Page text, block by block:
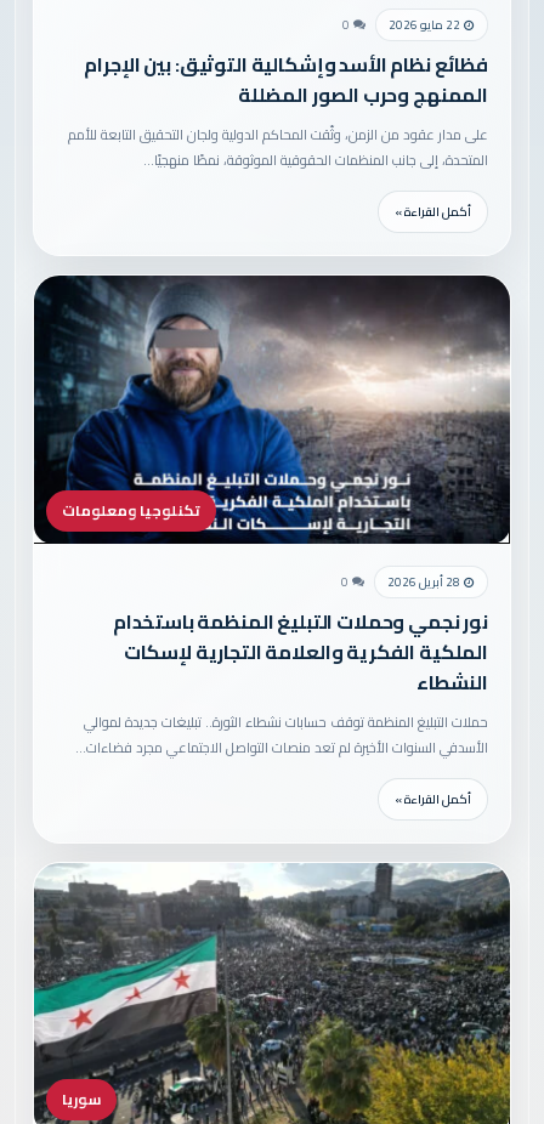
22 مايو 2026 0
فظائع نظام الأسد وإشكالية التوثيق: بين الإجرام
الممنهج وحرب الصور المضللة
على مدار عقود من الزمن، وثّقت المحاكم الدولية ولجان التحقيق التابعة للأمم
المتحدة، إلى جانب المنظمات الحقوقية الموثوقة، نمطًا منهجيًا…
أكمل القراءة »
تكنلوجيا ومعلومات
28 أبريل 2026 0
نور نجمي وحملات التبليغ المنظمة باستخدام
الملكية الفكرية والعلامة التجارية لإسكات
النشطاء
حملات التبليغ المنظمة توقف حسابات نشطاء الثورة.. تبليغات جديدة لموالي
الأسدفي السنوات الأخيرة لم تعد منصات التواصل الاجتماعي مجرد فضاءات…
أكمل القراءة »
سوريا